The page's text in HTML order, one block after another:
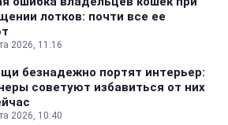
лотков: почти все ее
2026, 11:16
безнадежно портят интерьер:
советуют избавиться от них
2026, 10:40